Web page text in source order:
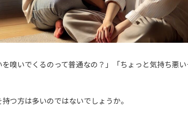
を嗅いでくるのって普通なの？」「ちょっと気持ち悪
つ方は多いのではないでしょうか。